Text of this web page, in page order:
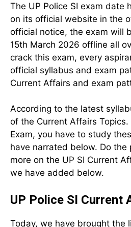
The UP Police SI exam date
on its official website in the
official notice, the exam will
15th March 2026 offline all
crack this exam, every
official syllabus and exam
Current Affairs and exam
According to the latest
of the Current Affairs Topics.
Exam, you have to study
have narrated below. Do the
more on the UP SI Current
we have added below.
UP Police SI Current
Today, we have brought the